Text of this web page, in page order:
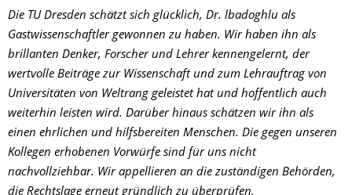
Die TU Dresden schätzt sich glücklich, Dr. lbadoghlu als
Gastwissenschaftler gewonnen zu haben. Wir haben ihn als
brillanten Denker, Forscher und Lehrer kennengelernt, der
wertvolle Beiträge zur Wissenschaft und zum Lehrauftrag von
Universitäten von Weltrang geleistet hat und hoffentlich auch
weiterhin leisten wird. Darüber hinaus schätzen wir ihn als
einen ehrlichen und hilfsbereiten Menschen. Die gegen unseren
Kollegen erhobenen Vorwürfe sind für uns nicht
nachvollziehbar. Wir appellieren an die zuständigen Behörden,
die Rechtslage erneut gründlich zu überprüfen.